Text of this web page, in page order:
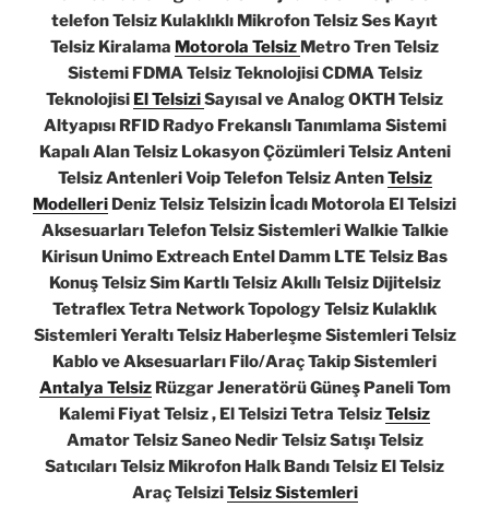
telefon Telsiz Kulaklıklı Mikrofon Telsiz Ses Kayıt
Telsiz Kiralama Motorola Telsiz Metro Tren Telsiz
Sistemi FDMA Telsiz Teknolojisi CDMA Telsiz
Teknolojisi El TelsiziSayısal ve Analog OKTH Telsiz
Altyapısı RFID Radyo Frekanslı Tanımlama Sistemi
Kapalı Alan Telsiz Lokasyon Çözümleri Telsiz Anteni
Telsiz Antenleri Voip Telefon Telsiz AntenTelsiz
Modelleri Deniz Telsiz Telsizin İcadı Motorola El Telsizi
Aksesuarları Telefon Telsiz Sistemleri Walkie Talkie
Kirisun Unimo Extreach Entel Damm LTE Telsiz Bas
Konuş Telsiz Sim Kartlı Telsiz Akıllı Telsiz Dijitelsiz
Tetraflex Tetra Network Topology Telsiz Kulaklık
Sistemleri Yeraltı Telsiz Haberleşme Sistemleri Telsiz
Kablo ve Aksesuarları Filo/Araç Takip Sistemleri
Antalya TelsizRüzgar Jeneratörü Güneş Paneli Tom
Kalemi Fiyat Telsiz , El Telsizi Tetra TelsizTelsiz
Amator Telsiz Saneo Nedir Telsiz Satışı Telsiz
Satıcıları Telsiz Mikrofon Halk Bandı Telsiz El Telsiz
Araç TelsiziTelsiz Sistemleri